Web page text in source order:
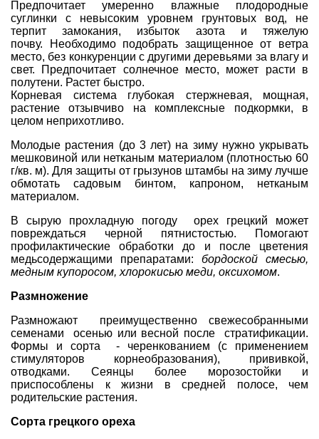
Предпочитает умеренно влажные плодородные
суглинки с невысоким уровнем грунтовых вод, не
терпит замокания, избыток азота и тяжелую
почву. Необходимо подобрать защищенное от ветра
место, без конкуренции с другими деревьями за влагу и
свет. Предпочитает солнечное место, может расти в
полутени. Растет быстро.
Корневая система глубокая стержневая, мощная,
растение отзывчиво на комплексные подкормки, в
целом неприхотливо.
Молодые растения (до 3 лет) на зиму нужно укрывать
мешковиной или нетканым материалом (плотностью 60
г/кв. м). Для защиты от грызунов штамбы на зиму лучше
обмотать садовым бинтом, капроном, нетканым
материалом.
В сырую прохладную погоду орех грецкий может
повреждаться черной пятнистостью. Помогают
профилактические обработки до и после цветения
медьсодержащими препаратами: бордоской смесью,
медным купоросом, хлорокисью меди, оксихомом.
Размножение
Размножают преимущественно свежесобранными
семенами осенью или весной после стратификации.
Формы и сорта - черенкованием (с применением
стимуляторов корнеобразования), прививкой,
отводками. Сеянцы более морозостойки и
приспособлены к жизни в средней полосе, чем
родительские растения.
Сорта грецкого ореха